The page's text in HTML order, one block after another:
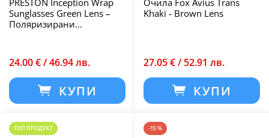
PRESTON Inception Wrap
Sunglasses Green Lens –
Поляризирани
24.00 € / 46.94 лв.
КУПИ
Очила Fox Avius Trans
Khaki - Brown Lens
27.05 € / 52.91 лв.
КУПИ
ТОП ПРОДУКТ -15 %